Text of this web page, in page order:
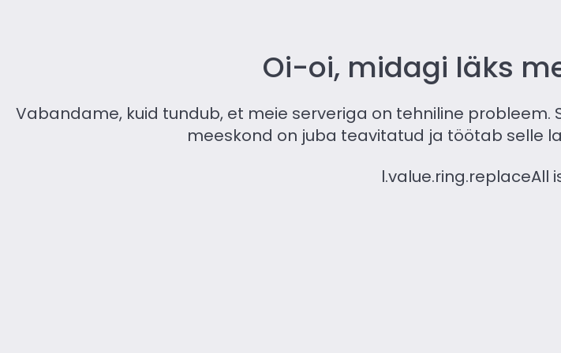
Oi-oi, midagi läks
Vabandame, kuid tundub, et meie serveriga on tehniline
meeskond on juba teavitatud ja töötab selle
l.value.ring.replaceAll